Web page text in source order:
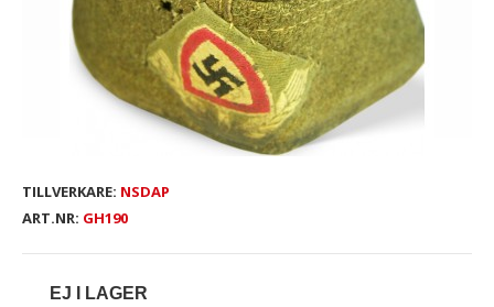
TILLVERKARE: NSDAP
ART.NR: GH190
EJ I LAGER